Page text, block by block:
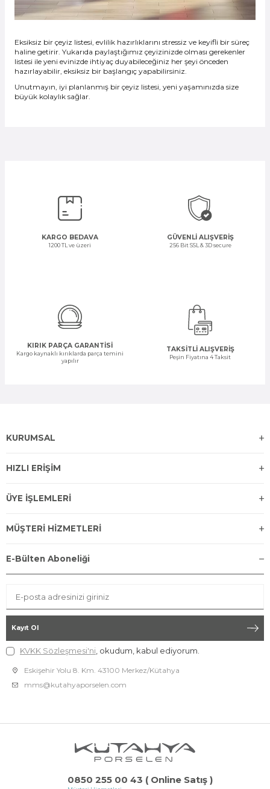
Eksiksiz bir çeyiz listesi, evlilik hazırlıklarını stressiz ve keyifli bir süreç
haline getirir. Yukarıda paylaştığımız çeyizinizde olması gerekenler
listesi ile yeni evinizde ihtiyaç duyabileceğiniz her şeyi önceden
hazırlayabilir, eksiksiz bir başlangıç yapabilirsiniz.
Unutmayın, iyi planlanmış bir çeyiz listesi, yeni yaşamınızda size
büyük kolaylık sağlar.
KARGO BEDAVA
1200 TL ve üzeri
GÜVENLİ ALIŞVERİŞ
256 Bit SSL & 3D secure
KIRIK PARÇA GARANTİSİ
Kargo kaynaklı kırıklarda parça temini
yapılır
TAKSİTLİ ALIŞVERİŞ
Peşin Fiyatına 4 Taksit
0850 255 00 43 ( Online Satış )
KURUMSAL
HIZLI ERİŞİM
ÜYE İŞLEMLERİ
MÜŞTERİ HİZMETLERİ
E-Bülten Aboneliği
Kayıt Ol
KVKK Sözleşmesi'ni , okudum, kabul ediyorum.
Eskişehir Yolu 8. Km. 43100 Merkez/Kütahya
mms@kutahyaporselen.com